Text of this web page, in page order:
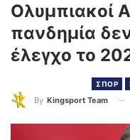
Ολυμπιακοί
πανδημία
έλεγχο το
ΣΠΟΡ
By Kingsport Team